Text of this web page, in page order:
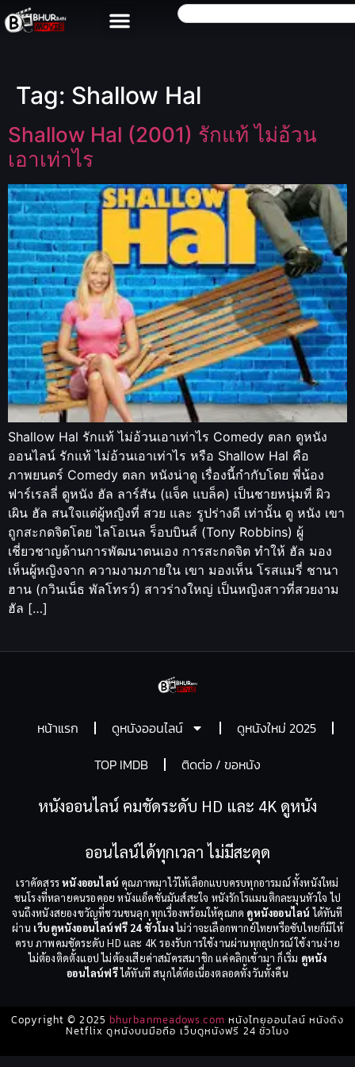
Tag: Shallow Hal
Shallow Hal (2001) รักแท้ ไม่อ้วน
เอาเท่าไร
Shallow Hal รักแท้ ไม่อ้วนเอาเท่าไร Comedy ตลก ดูหนัง
ออนไลน์ รักแท้ ไม่อ้วนเอาเท่าไร หรือ Shallow Hal คือ
ภาพยนตร์ Comedy ตลก หนังน่าดู เรื่องนี้กำกับโดย พี่น้อง
ฟาร์เรลลี่ ดูหนัง ฮัล ลาร์สัน (แจ็ค แบล็ค) เป็นชายหนุ่มที่ ผิว
เผิน ฮัล สนใจแต่ผู้หญิงที่ สวย และ รูปร่างดี เท่านั้น ดู หนัง เขา
ถูกสะกดจิตโดย ไลโอเนล ร็อบบินส์ (Tony Robbins) ผู้
เชี่ยวชาญด้านการพัฒนาตนเอง การสะกดจิต ทำให้ ฮัล มอง
เห็นผู้หญิงจาก ความงามภายใน เขา มองเห็น โรสแมรี่ ชานา
ฮาน (กวินเน็ธ พัลโทรว์) สาวร่างใหญ่ เป็นหญิงสาวที่สวยงาม
ฮัล […]
หน้าแรก ดูหนังออนไลน์
ดูหนังใหม่ 2025
TOP IMDB
ติดต่อ / ขอหนัง
หนังออนไลน์ คมชัดระดับ HD และ 4K ดูหนัง
ออนไลน์ได้ทุกเวลา ไม่มีสะดุด
เราคัดสรรหนังออนไลน์ คุณภาพมาไว้ให้เลือกแบบครบทุกอารมณ์ ทั้งหนังใหม่
ชนโรงที่หลายคนรอคอย หนังแอ็คชั่นมันส์สะใจ หนังรักโรแมนติกละมุนหัวใจ ไป
จนถึงหนังสยองขวัญที่ชวนขนลุก ทุกเรื่องพร้อมให้คุณกด ดูหนังออนไลน์ ได้ทันที
ผ่าน เว็บดูหนังออนไลน์ฟรี 24 ชั่วโมงไม่ว่าจะเลือกพากย์ไทยหรือซับไทยก็มีให้
ครบ ภาพคมชัดระดับ HD และ 4K รองรับการใช้งานผ่านทุกอุปกรณ์ ใช้งานง่าย
ไม่ต้องติดตั้งแอป ไม่ต้องเสียค่าสมัครสมาชิก แค่คลิกเข้ามา ก็เริ่ม ดูหนัง
ออนไลน์ฟรีได้ทันที สนุกได้ต่อเนื่องตลอดทั้งวันทั้งคืน
Copyright © 2025 bhurbanmeadows.com หนังไทยออนไลน์ หนังดัง
Netflix ดูหนังบนมือถือ เว็บดูหนังฟรี 24 ชั่วโมง